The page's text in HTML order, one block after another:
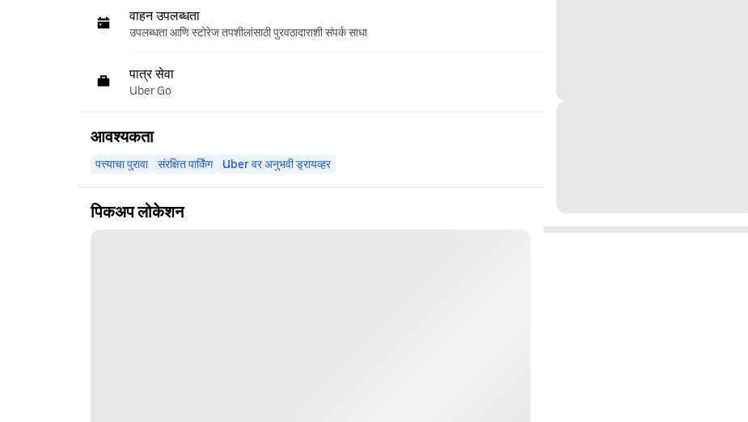
वाहन उपलब्धता
उपलब्धता आणि स्टोरेज तपशीलांसाठी पुरवठादाराशी संपर्क साधा
पात्र सेवा
Uber Go
आवश्यकता
पत्त्याचा पुरावा संरक्षित पार्किंग Uber वर अनुभवी ड्रायव्हर
पिकअप लोकेशन